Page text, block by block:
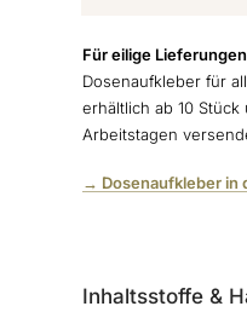
Für eilige
Dosenaufkleber für
erhältlich ab 10
Arbeitstagen
→ Dosenaufkleber in
Inhaltsstoffe &